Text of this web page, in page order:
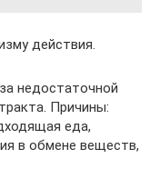
действия.
недостаточной
Причины:
еда,
в обмене веществ,